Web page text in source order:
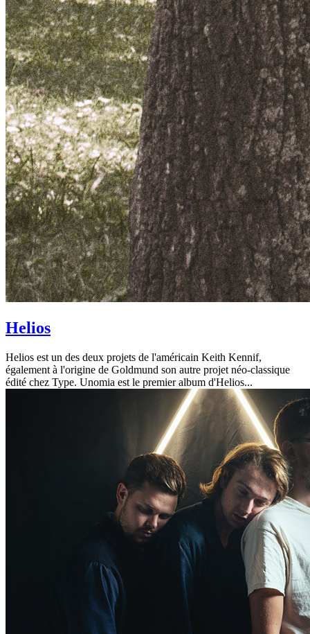
Helios
Helios est un des deux projets de l'américain Keith Kennif,
également à l'origine de Goldmund son autre projet néo-classique
édité chez Type. Unomia est le premier album d'Helios...